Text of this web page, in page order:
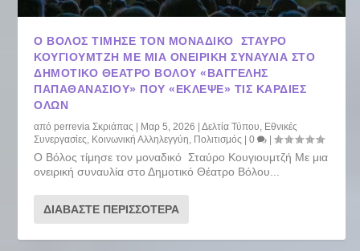
Ο ΒΌΛΟΣ ΤΊΜΗΣΕ ΤΟΝ ΜΟΝΑΔΙΚΌ ΣΤΑΎΡΟ
ΚΟΥΓΙΟΥΜΤΖΉ ΜΕ ΜΙΑ ΟΝΕΙΡΙΚΉ ΣΥΝΑΥΛΊΑ ΣΤΟ
ΔΗΜΟΤΙΚΌ ΘΈΑΤΡΟ ΒΌΛΟΥ «ΒΑΓΓΈΛΗΣ
ΠΑΠΑΘΑΝΑΣΊΟΥ» ΠΟΥ «ΈΚΛΕΨΕ» ΤΙΣ ΚΑΡΔΙΈΣ
ΌΛΩΝ
απόperrevia Σκριάπας | Μαρ 5, 2026 |Δελτία Τύπου Εθνικές
Συνεργασίες Κοινωνική Αλληλεγγύη Πολιτισμός |0 |
Ο Βόλος τίμησε τον μοναδικό Σταύρο Κουγιουμτζή Με μια
ονειρική συναυλία στο Δημοτικό Θέατρο Βόλου...
ΔΙΑΒΆΣΤΕ ΠΕΡΙΣΣΌΤΕΡΑ